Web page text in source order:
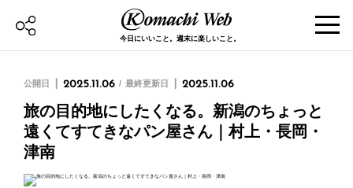
今日にいいこと。週末に楽しいこと。
公開日 2025.11.06 最終更新日 2025.11.06
旅の目的地にしたくなる。新潟のちょっと
遠くてすてきなパン屋さん｜村上・長岡・
津南